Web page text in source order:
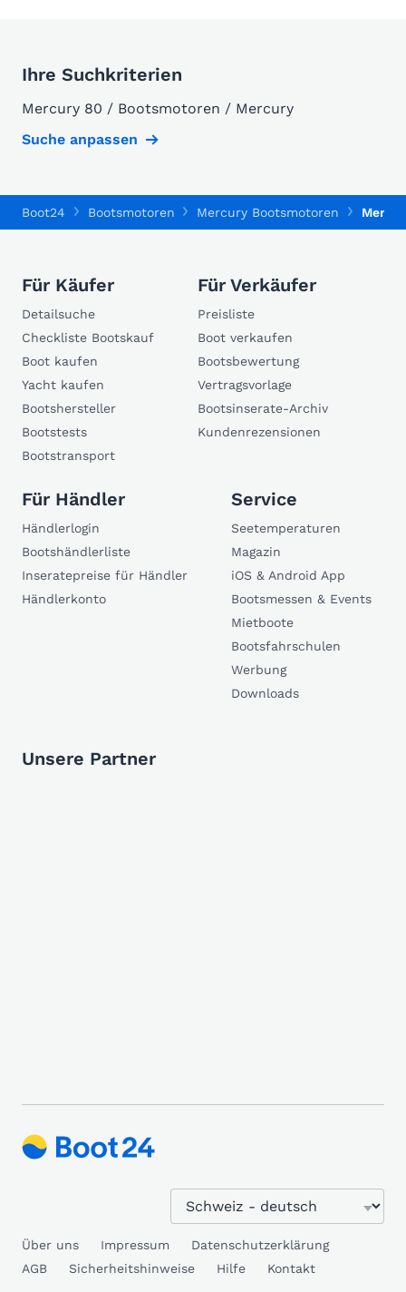
Ihre Suchkriterien
Mercury 80 / Bootsmotoren / Mercury
Suche anpassen
Boot24 Bootsmotoren Mercury Bootsmotoren
Für Käufer
Detailsuche
Checkliste Bootskauf
Boot kaufen
Yacht kaufen
Bootshersteller
Bootstests
Bootstransport
Für Verkäufer
Preisliste
Boot verkaufen
Bootsbewertung
Vertragsvorlage
Bootsinserate-Archiv
Kundenrezensionen
Für Händler
Händlerlogin
Bootshändlerliste
Inseratepreise für Händler
Händlerkonto
Service
Seetemperaturen
Magazin
iOS & Android App
Bootsmessen & Events
Mietboote
Bootsfahrschulen
Werbung
Downloads
Unsere Partner
Über uns Impressum
Datenschutzerklärung
AGB
Sicherheitshinweise Hilfe Kontakt